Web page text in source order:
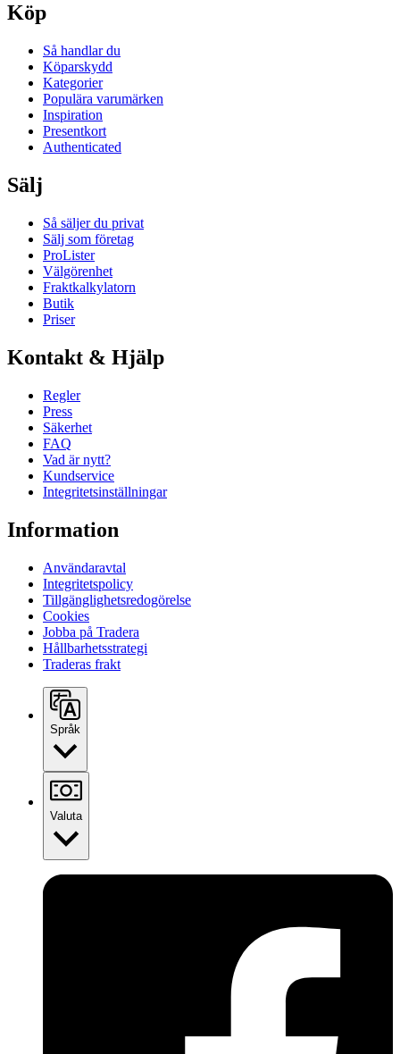
Köp
Så handlar du
Köparskydd
Kategorier
Populära varumärken
Inspiration
Presentkort
Authenticated
Sälj
Så säljer du privat
Sälj som företag
ProLister
Välgörenhet
Fraktkalkylatorn
Butik
Priser
Kontakt & Hjälp
Regler
Press
Säkerhet
FAQ
Vad är nytt?
Kundservice
Integritetsinställningar
Information
Användaravtal
Integritetspolicy
Tillgänglighetsredogörelse
Cookies
Jobba på Tradera
Hållbarhetsstrategi
Traderas frakt
Språk
Valuta